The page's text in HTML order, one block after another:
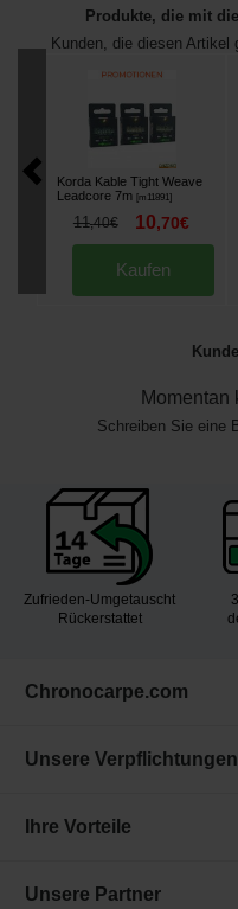
Produkte, die mit
Kunden, die diesen Artikel
Korda Kable Tight Weave
Leadcore 7m [m11891]
11,40€ 10,70€
Kaufen
Momentan
Schreiben Sie eine
Zufrieden-Umgetauscht
Rückerstattet
Chronocarpe.com
Unsere Verpflichtungen
Ihre Vorteile
Unsere Partner